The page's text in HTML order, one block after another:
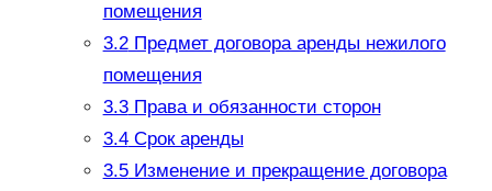
помещения
3.2Предмет договора аренды нежилого
помещения
3.3Права и обязанности сторон
3.4Срок аренды
3.5Изменение и прекращение договора